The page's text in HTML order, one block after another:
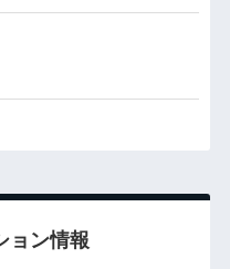
ョン情報